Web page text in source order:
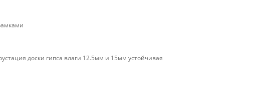
доски гипса влаги 12.5мм и 15мм устойчивая